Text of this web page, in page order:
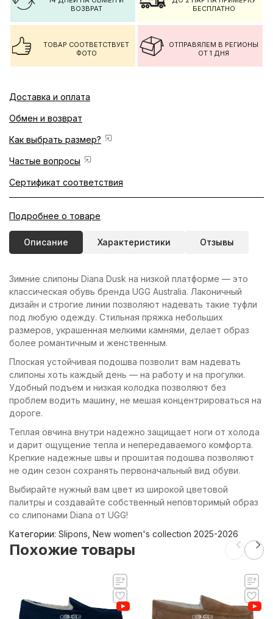
ВОЗВРАТ
БЕСПЛАТНО
ТОВАР СООТВЕТСТВУЕТ
ФОТО
ОТПРАВЯЛЕМ В РЕГИОНЫ
ОТ 1 ДНЯ
Доставка и оплата
Обмен и возврат
Как выбрать размер?
Частые вопросы
Сертификат соответствия
Подробнее о товаре
Описание Характеристики Отзывы
Зимние слипоны Diana Dusk на низкой платформе — это
классическая обувь бренда UGG Australia. Лаконичный
дизайн и строгие линии позволяют надевать такие туфли
под любую одежду. Стильная пряжка небольших
размеров, украшенная мелкими камнями, делает образ
более романтичным и женственным.
Плоская устойчивая подошва позволит вам надевать
слипоны хоть каждый день — на работу и на прогулки.
Удобный подъем и низкая колодка позволяют без
проблем водить машину, не мешая концентрироваться на
дороге.
Теплая овчина внутри надежно защищает ноги от холода
и дарит ощущение тепла и непередаваемого комфорта.
Крепкие надежные швы и прошитая подошва позволяют
не один сезон сохранять первоначальный вид обуви.
Выбирайте нужный вам цвет из широкой цветовой
палитры и создавайте собственный неповторимый образ
со слипонами Diana от UGG!
Категории: Slipons New women's collection 2025-2026
Похожие товары